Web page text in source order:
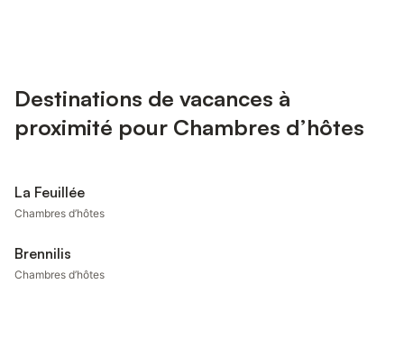
Destinations de vacances à
proximité pour Chambres d’hôtes
La Feuillée
Chambres d’hôtes
Brennilis
Chambres d’hôtes